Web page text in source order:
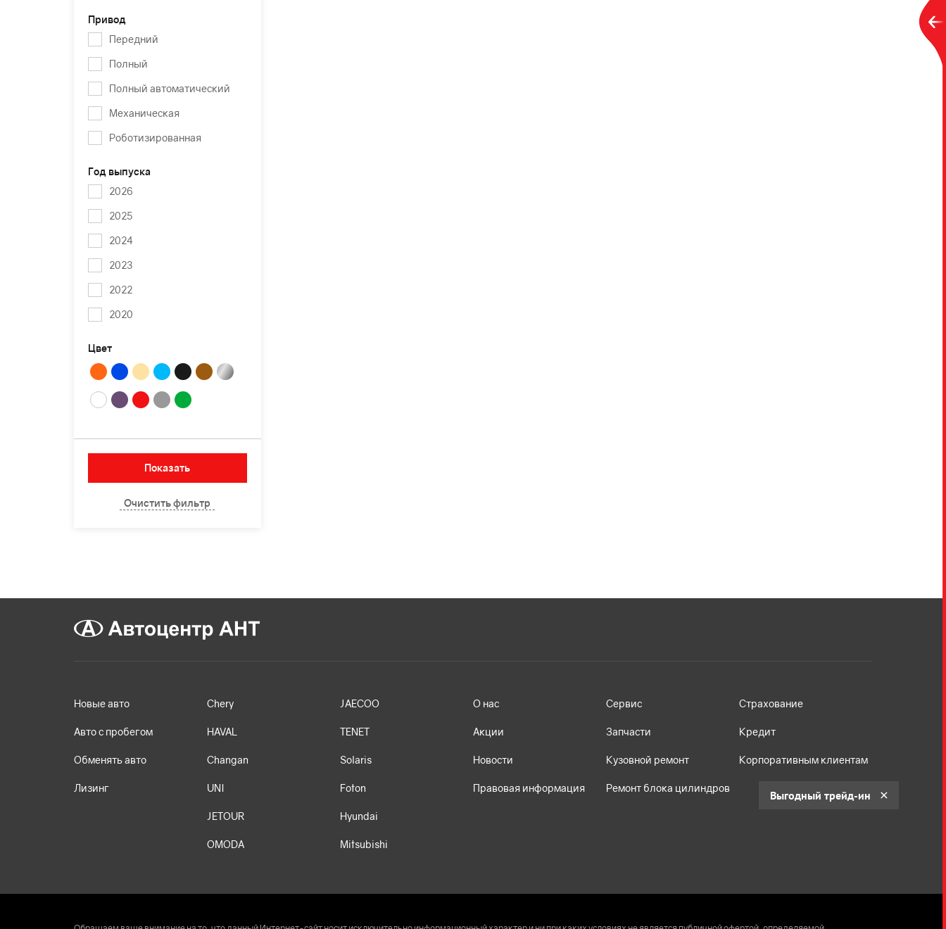
Привод
Передний
Полный
Полный автоматический
Механическая
Роботизированная
Год выпуска
2026
2025
2024
2023
2022
2020
Цвет
Новые авто
Авто с пробегом
Обменять авто
Лизинг
Chery
HAVAL
Changan
UNI
JETOUR
OMODA
JAECOO
TENET
Solaris
Foton
Hyundai
Mitsubishi
О нас
Акции
Новости
Правовая информация
Сервис
Запчасти
Кузовной ремонт
Ремонт блока цилиндров
Страхование
Кредит
Корпоративным клиентам
Выгодный трейд-ин